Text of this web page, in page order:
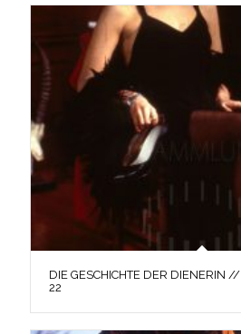
DIE GESCHICHTE DER DIENERIN
22